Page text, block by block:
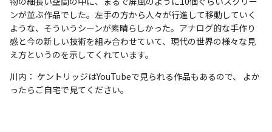
ンが並ぶ作品でした。左手の方から人々が行進して移動していく
ような、そういうシーンが素晴らしかった。アナログ的な手作り
感と今の新しい技術を組み合わせていて、現代の世界の様々な見
え方というのを示してくれています。
川内： ケントリッジはYouTubeで見られる作品もあるので、 よか
ったらご自宅で見てください。